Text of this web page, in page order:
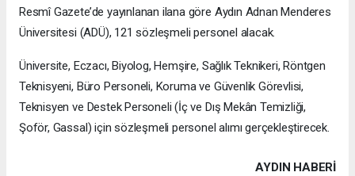
Resmî Gazete’de yayınlanan ilana göre Aydın Adnan Menderes
Üniversitesi (ADÜ), 121 sözleşmeli personel alacak.
Üniversite, Eczacı, Biyolog, Hemşire, Sağlık Teknikeri, Röntgen
Teknisyeni, Büro Personeli, Koruma ve Güvenlik Görevlisi,
Teknisyen ve Destek Personeli (İç ve Dış Mekân Temizliği,
Şoför, Gassal) için sözleşmeli personel alımı gerçekleştirecek.
AYDIN HABERİ